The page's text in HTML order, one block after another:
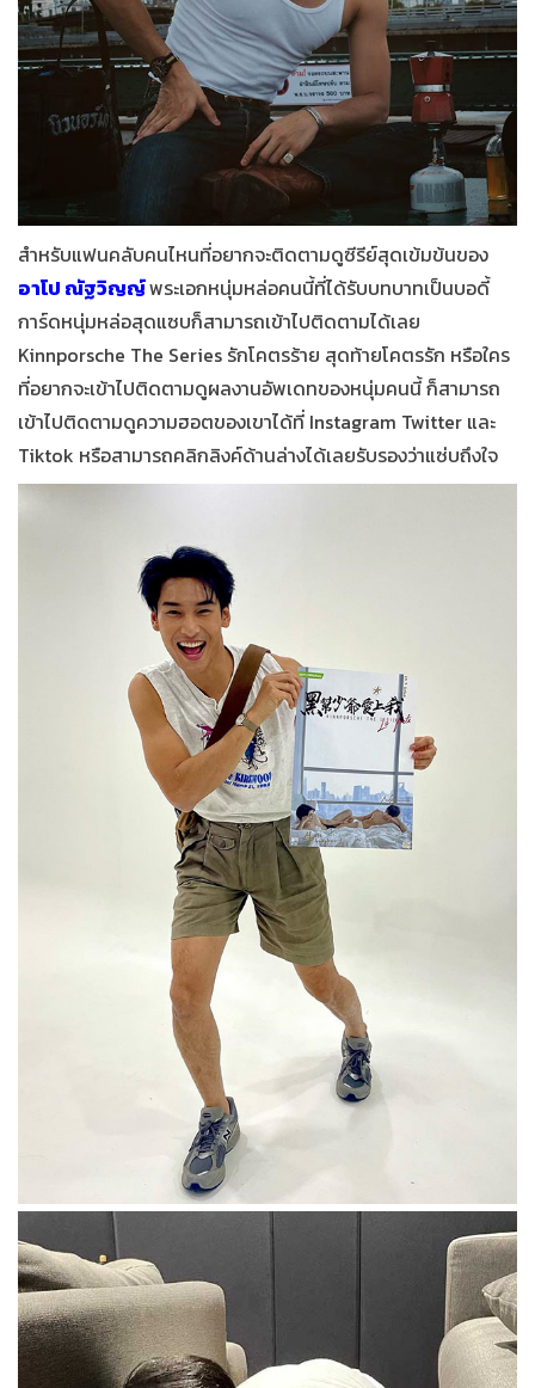
สำหรับแฟนคลับคนไหนที่อยากจะติดตามดูซีรีย์สุดเข้มข้นของ
อาโป ณัฐวิญญ์พระเอกหนุ่มหล่อคนนี้ที่ได้รับบทบาทเป็นบอดี้
การ์ดหนุ่มหล่อสุดแซบก็สามารถเข้าไปติดตามได้เลย
Kinnporsche The Series รักโคตรร้าย สุดท้ายโคตรรัก หรือใคร
ที่อยากจะเข้าไปติดตามดูผลงานอัพเดทของหนุ่มคนนี้ ก็สามารถ
เข้าไปติดตามดูความฮอตของเขาได้ที่ Instagram Twitter และ
Tiktok หรือสามารถคลิกลิงค์ด้านล่างได้เลยรับรองว่าแซ่บถึงใจ